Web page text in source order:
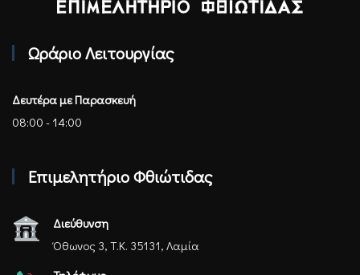
Ωράριο Λειτουργίας
Δευτέρα με Παρασκευή
08:00 - 14:00
Επιμελητήριο Φθιώτιδας
Διεύθυνση
Όθωνος 3, Τ.Κ. 35131, Λαμία